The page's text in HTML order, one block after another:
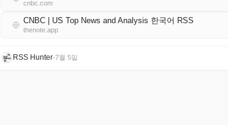
cnbc.com
CNBC | US Top News and Analysis 한국어 RSS
thenote.app
RSS Hunter•7월 5일